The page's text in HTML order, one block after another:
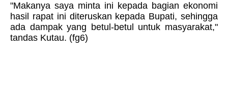
"Makanya saya minta ini kepada bagian ekonomi
hasil rapat ini diteruskan kepada Bupati, sehingga
ada dampak yang betul-betul untuk masyarakat,"
tandas Kutau. (fg6)